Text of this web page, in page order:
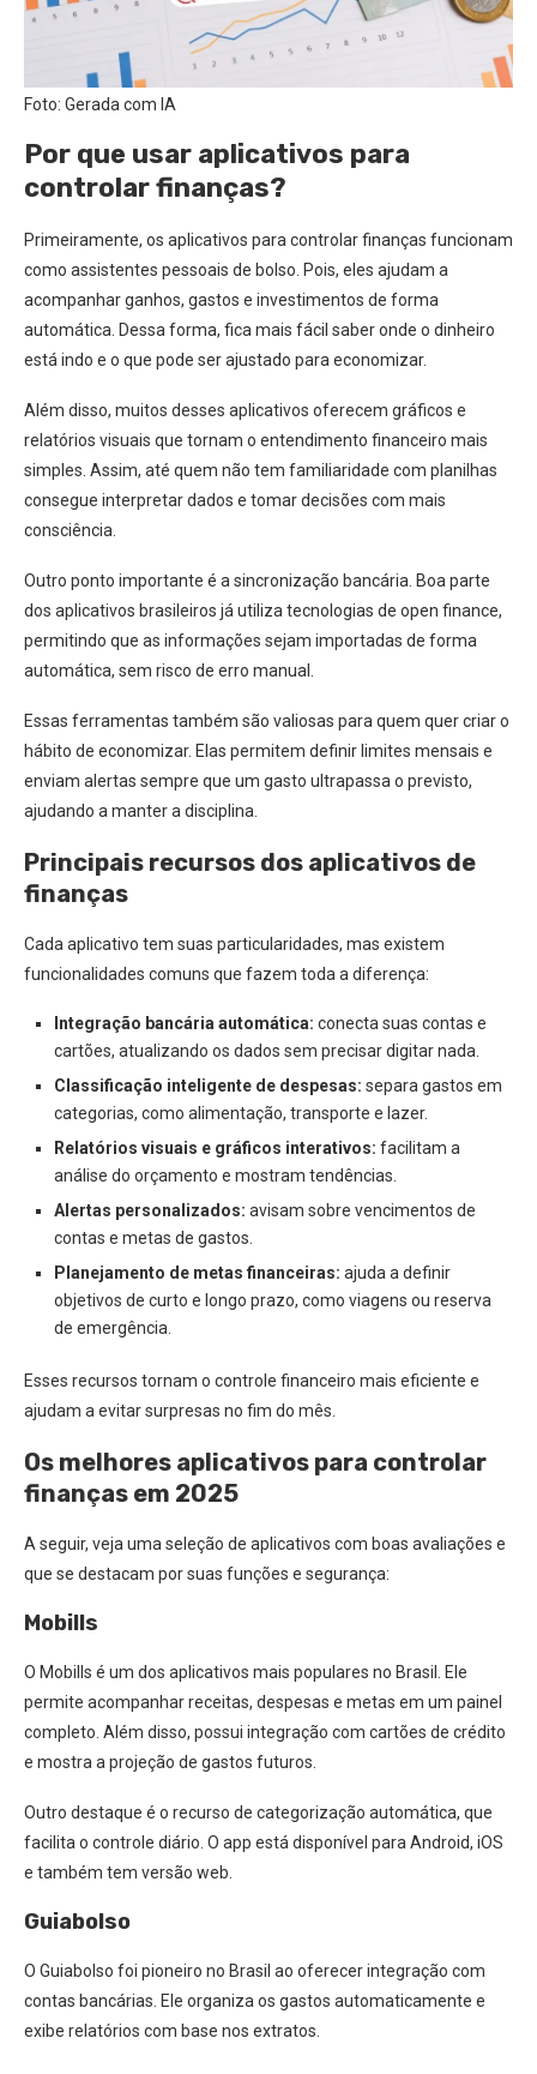
Foto: Gerada com IA
Por que usar aplicativos para
controlar finanças?
Primeiramente, os aplicativos para controlar finanças funcionam
como assistentes pessoais de bolso. Pois, eles ajudam a
acompanhar ganhos, gastos e investimentos de forma
automática. Dessa forma, fica mais fácil saber onde o dinheiro
está indo e o que pode ser ajustado para economizar.
Além disso, muitos desses aplicativos oferecem gráficos e
relatórios visuais que tornam o entendimento financeiro mais
simples. Assim, até quem não tem familiaridade com planilhas
consegue interpretar dados e tomar decisões com mais
consciência.
Outro ponto importante é a sincronização bancária. Boa parte
dos aplicativos brasileiros já utiliza tecnologias de open finance,
permitindo que as informações sejam importadas de forma
automática, sem risco de erro manual.
Essas ferramentas também são valiosas para quem quer criar o
hábito de economizar. Elas permitem definir limites mensais e
enviam alertas sempre que um gasto ultrapassa o previsto,
ajudando a manter a disciplina.
Principais recursos dos aplicativos de
finanças
Cada aplicativo tem suas particularidades, mas existem
funcionalidades comuns que fazem toda a diferença:
Integração bancária automática: conecta suas contas e
cartões, atualizando os dados sem precisar digitar nada.
Classificação inteligente de despesas: separa gastos em
categorias, como alimentação, transporte e lazer.
Relatórios visuais e gráficos interativos: facilitam a
análise do orçamento e mostram tendências.
Alertas personalizados: avisam sobre vencimentos de
contas e metas de gastos.
Planejamento de metas financeiras: ajuda a definir
objetivos de curto e longo prazo, como viagens ou reserva
de emergência.
Esses recursos tornam o controle financeiro mais eficiente e
ajudam a evitar surpresas no fim do mês.
Os melhores aplicativos para controlar
finanças em 2025
A seguir, veja uma seleção de aplicativos com boas avaliações e
que se destacam por suas funções e segurança:
Mobills
O Mobills é um dos aplicativos mais populares no Brasil. Ele
permite acompanhar receitas, despesas e metas em um painel
completo. Além disso, possui integração com cartões de crédito
e mostra a projeção de gastos futuros.
Outro destaque é o recurso de categorização automática, que
facilita o controle diário. O app está disponível para Android, iOS
e também tem versão web.
Guiabolso
O Guiabolso foi pioneiro no Brasil ao oferecer integração com
contas bancárias. Ele organiza os gastos automaticamente e
exibe relatórios com base nos extratos.